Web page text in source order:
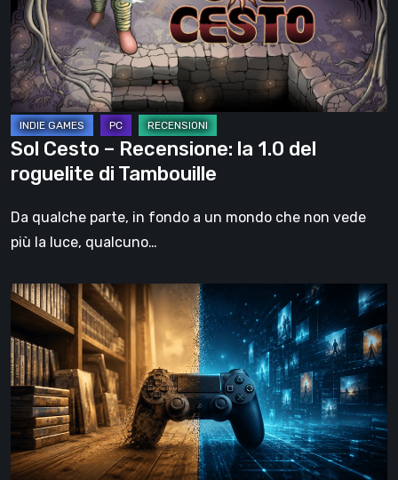
la
1.0
del
roguelite
di
Tambouille
Sol Cesto – Recensione: la 1.0 del
roguelite di Tambouille
Da qualche parte, in fondo a un mondo che non vede
più la luce, qualcuno…
Il
futuro
del
formato
fisico
videogiochi